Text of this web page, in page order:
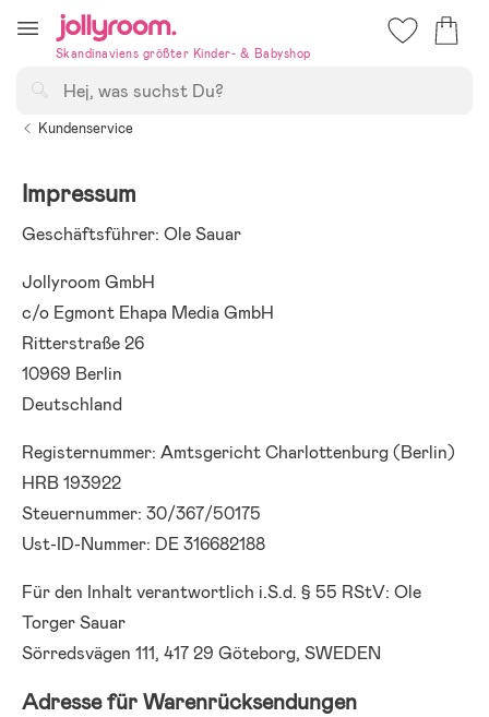
till
innehålletSkandinaviens größter Kinder- & Babyshop
Kundenservice
Impressum
Geschäftsführer: Ole Sauar
Jollyroom GmbH
c/o Egmont Ehapa Media GmbH
Ritterstraße 26
10969 Berlin
Deutschland
Registernummer: Amtsgericht Charlottenburg (Berlin)
HRB 193922
Steuernummer: 30/367/50175
Ust-ID-Nummer: DE 316682188
Für den Inhalt verantwortlich i.S.d. § 55 RStV: Ole
Torger Sauar
Sörredsvägen 111, 417 29 Göteborg, SWEDEN
Adresse für Warenrücksendungen